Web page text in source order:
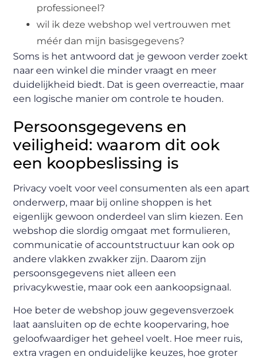
professioneel?
wil ik deze webshop wel vertrouwen met
méér dan mijn basisgegevens?
Soms is het antwoord dat je gewoon verder zoekt
naar een winkel die minder vraagt en meer
duidelijkheid biedt. Dat is geen overreactie, maar
een logische manier om controle te houden.
Persoonsgegevens en
veiligheid: waarom dit ook
een koopbeslissing is
Privacy voelt voor veel consumenten als een apart
onderwerp, maar bij online shoppen is het
eigenlijk gewoon onderdeel van slim kiezen. Een
webshop die slordig omgaat met formulieren,
communicatie of accountstructuur kan ook op
andere vlakken zwakker zijn. Daarom zijn
persoonsgegevens niet alleen een
privacykwestie, maar ook een aankoopsignaal.
Hoe beter de webshop jouw gegevensverzoek
laat aansluiten op de echte koopervaring, hoe
geloofwaardiger het geheel voelt. Hoe meer ruis,
extra vragen en onduidelijke keuzes, hoe groter